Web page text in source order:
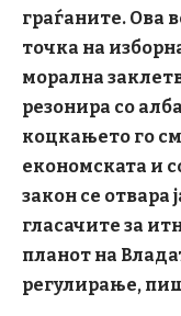
граѓаните. Ова
точка на
морална
резонира со
коцкањето го
економската и
закон се отвара
гласачите за
планот на
регулирање,